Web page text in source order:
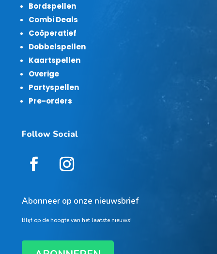
Bordspellen
Combi Deals
Coöperatief
Dobbelspellen
Kaartspellen
Overige
Partyspellen
Pre-orders
Follow Social
Abonneer op onze nieuwsbrief
Blijf op de hoogte van het laatste nieuws!